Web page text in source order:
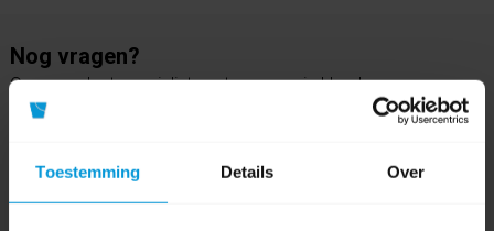
Toestemming Details Over
Nog vragen?
Onze product specialisten staan voor je klaar!